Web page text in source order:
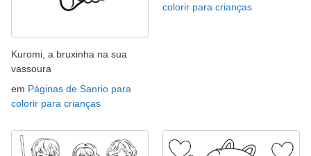
Kuromi, a bruxinha na sua
vassoura
em Páginas de Sanrio para
colorir para crianças
colorir para crianças